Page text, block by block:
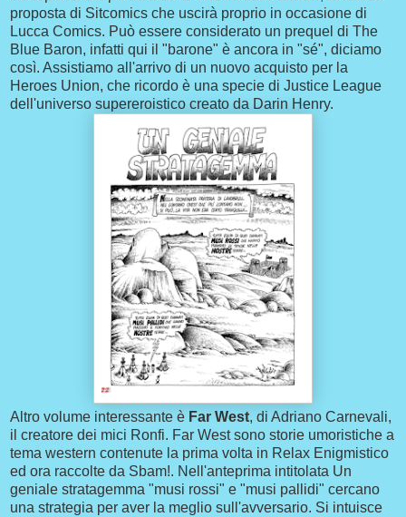
proposta di Sitcomics che uscirà proprio in occasione di
Lucca Comics. Può essere considerato un prequel di The
Blue Baron, infatti qui il "barone" è ancora in "sé", diciamo
così. Assistiamo all'arrivo di un nuovo acquisto per la
Heroes Union, che ricordo è una specie di Justice League
dell'universo supereroistico creato da Darin Henry.
Altro volume interessante è Far West, di Adriano Carnevali,
il creatore dei mici Ronfi. Far West sono storie umoristiche a
tema western contenute la prima volta in Relax Enigmistico
ed ora raccolte da Sbam!. Nell'anteprima intitolata Un
geniale stratagemma "musi rossi" e "musi pallidi" cercano
una strategia per aver la meglio sull'avversario. Si intuisce